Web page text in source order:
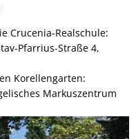
Crucenia-Realschule:
Pfarrius-Straße 4,
Korellengarten:
Markuszentrum